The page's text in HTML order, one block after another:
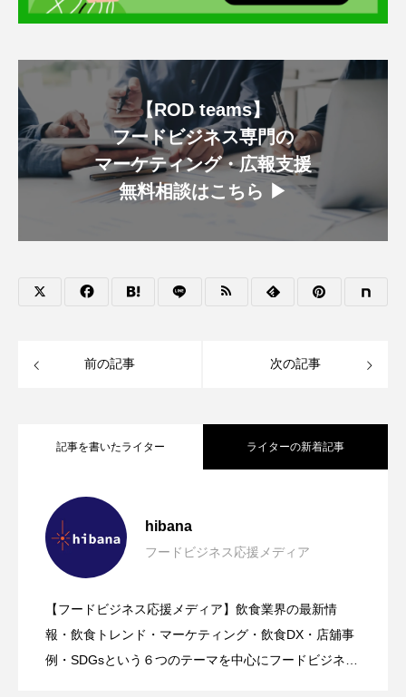
【ROD teams】
フードビジネス専門の
マーケティング・広報支援
無料相談はこちら ▶︎
前の記事 次の記事
記事を書いたライター ライターの新着記事
hibana
フードビジネス応援メディア
【フードビジネス応援メディア】飲食業界の最新情
報・飲食トレンド・マーケティング・飲食DX・店舖事
例・SDGsという６つのテーマを中心にフードビジネ
2026.08.08
飲食情報メディア
2026.08.07
報まとめ（2026年8月7日更新）
2026.08.07 【hibana編集部注目！】飲食店経営＆フ